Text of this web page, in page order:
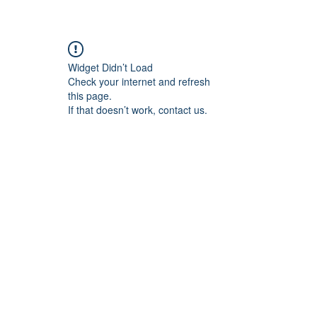
Widget Didn’t Load
Check your internet and refresh
this page.
If that doesn’t work, contact us.